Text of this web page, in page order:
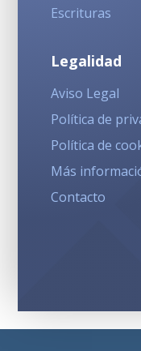
Escrituras
Legalidad
Aviso Legal
Política de
Política de
Más
Contacto